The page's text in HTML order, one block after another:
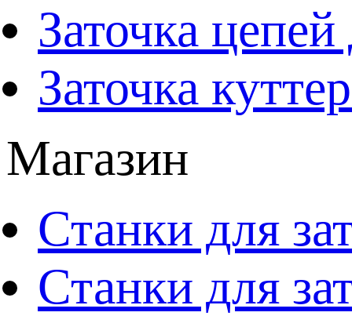
Заточка
Заточка
Магазин
Станки для
Станки для